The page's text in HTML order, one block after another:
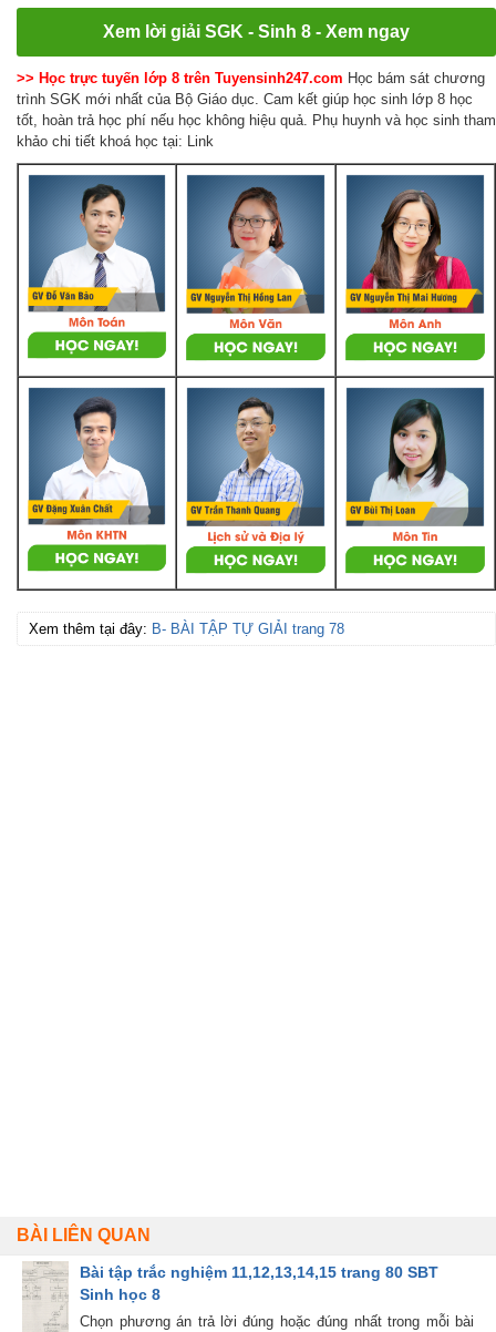
Xem lời giải SGK - Sinh 8 - Xem ngay
>> Học trực tuyến lớp 8 trên Tuyensinh247.com Học bám sát chương
trình SGK mới nhất của Bộ Giáo dục. Cam kết giúp học sinh lớp 8 học
tốt, hoàn trả học phí nếu học không hiệu quả. Phụ huynh và học sinh tham
khảo chi tiết khoá học tại: Link
Xem thêm tại đây: B- BÀI TẬP TỰ GIẢI trang 78
BÀI LIÊN QUAN
Bài tập trắc nghiệm 11,12,13,14,15 trang 80 SBT
Sinh học 8
Chọn phương án trả lời đúng hoặc đúng nhất trong mỗi bài